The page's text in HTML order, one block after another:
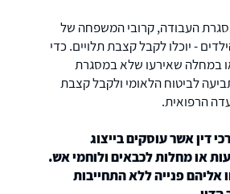
העבודה, קרובי המשפחה של
- יוכלו לקבל קצבת תלויים. כדי
במחלה שאירעו שלא במסגרת
לביטוח הלאומי ולקבל קצבת
הרפואית.
דין אשר עוסקים בייצוג
או מחלות לכבאים ולוחמי אש.
אליהם פנייה ללא התחייבות